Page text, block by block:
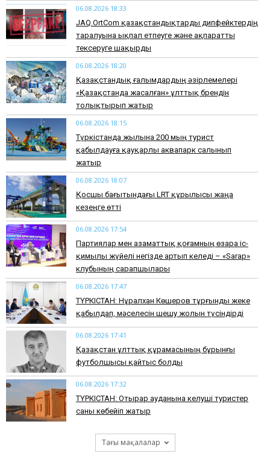
06.08.2026 18:33
JAQ.OrtCom қазақстандықтарды дипфейктердің
таралуына ықпал етпеуге және ақпаратты
тексеруге шақырды
06.08.2026 18:20
Қазақстандық ғалымдардың әзірлемелері
«Қазақстанда жасалған» ұлттық брендін
толықтырып жатыр
06.08.2026 18:15
Түркістанда жылына 200 мың турист
қабылдауға қауқарлы аквапарк салынып
жатыр
06.08.2026 18:07
Қосшы бағытындағы LRT құрылысы жаңа
кезеңге өтті
06.08.2026 17:54
Партиялар мен азаматтық қоғамның өзара іс-
қимылы жүйелі негізде артып келеді – «Sarap»
клубының сарапшылары
06.08.2026 17:47
ТҮРКІСТАН: Нұралхан Көшеров тұрғынды жеке
қабылдап, мәселесін шешу жолын түсіндірді
06.08.2026 17:41
Қазақстан ұлттық құрамасының бұрынғы
футболшысы қайтыс болды
06.08.2026 17:32
ТҮРКІСТАН: Отырар ауданына келуші туристер
саны көбейіп жатыр
Тағы мақалалар